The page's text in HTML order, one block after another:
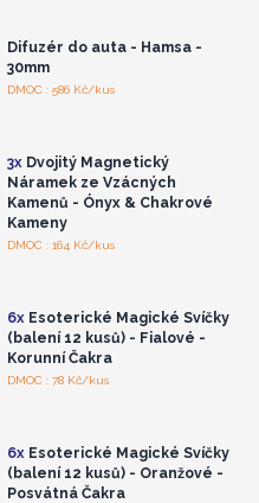
Difuzér do auta - Hamsa -
30mm
DMOC : 586 Kč/kus
Přihlaste se nebo se
3xDvojitý Magnetický
Náramek ze Vzácných
Kamenů - Ónyx & Chakrové
Kameny
DMOC : 164 Kč/kus
Přihlaste se nebo se
6xEsoterické Magické Svíčky
(balení 12 kusů) - Fialové -
Korunní Čakra
DMOC : 78 Kč/kus
Přihlaste se nebo se
6xEsoterické Magické Svíčky
(balení 12 kusů) - Oranžové -
Posvátná Čakra